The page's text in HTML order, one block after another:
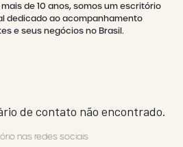
de 10 anos, somos um escritório
dedicado ao acompanhamento
e seus negócios no Brasil.
de contato não encontrado.
nas redes sociais